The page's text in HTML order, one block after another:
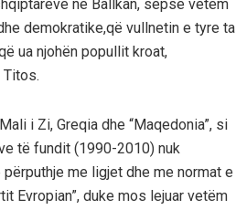
në Ballkan, sepse vetëm
demokratike,që vullnetin e tyre ta
ua njohën popullit kroat,
i Zi, Greqia dhe “Maqedonia”, si
të fundit (1990-2010) nuk
me ligjet dhe me normat e
Evropian”, duke mos lejuar vetëm